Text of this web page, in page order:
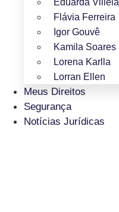
Eduarda Villela
Flávia Ferreira
Igor Gouvê
Kamila Soares
Lorena Karlla
Lorran Ellen
Meus Direitos
Segurança
Notícias Jurídicas